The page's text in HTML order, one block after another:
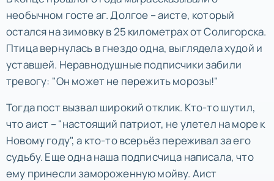
необычном госте аг. Долгое – аисте, который
остался на зимовку в 25 километрах от Солигорска.
Птица вернулась в гнездо одна, выглядела худой и
уставшей. Неравнодушные подписчики забили
тревогу: "Он может не пережить морозы!"
Тогда пост вызвал широкий отклик. Кто-то шутил,
что аист – "настоящий патриот, не улетел на море к
Новому году", а кто-то всерьёз переживал за его
судьбу. Еще одна наша подписчица написала, что
ему принесли замороженную мойву. Аист